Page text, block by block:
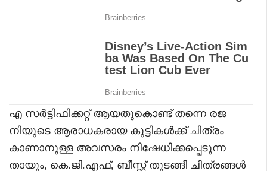
എ സർട്ടിഫിക്കറ്റ് ആയതുകൊണ്ട് തന്നെ രജ
നിയുടെ ആരാധകരായ കുട്ടികൾക്ക് ചിത്രം
കാണാനുള്ള അവസരം നിഷേധിക്കപ്പെടുന്ന
തായും, കെ.ജി.എഫ്, ബീസ്റ്റ് തുടങ്ങീ ചിത്രങ്ങൾ